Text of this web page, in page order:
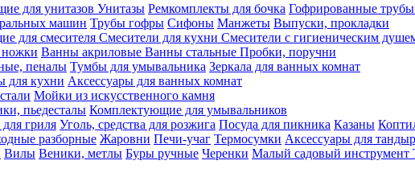
для унитазов Унитазы Ремкомплекты для бочка Гофрированные трубы
машин Трубы гофры Сифоны Манжеты Выпуски, прокладки
для смесителя Смесители для кухни Смесители с гигиеническим
ножки Ванны акриловые Ванны стальные Пробки, поручни
пеналы Тумбы для умывальника Зеркала для ванных комнат
для кухни Аксессуары для ванных комнат
Мойки из искусственного камня
пьедесталы Комплектующие для умывальников
гриля Уголь, средства для розжига Посуда для пикника Казаны
разборные Жаровни Печи-учаг Термосумки Аксессуары для
Вилы Веники, метлы Буры ручные Черенки Малый садовый инструмент